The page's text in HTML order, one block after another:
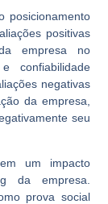
posicionamento
positivas
empresa no
confiabilidade
negativas
da empresa,
seu
um impacto
da empresa.
prova social